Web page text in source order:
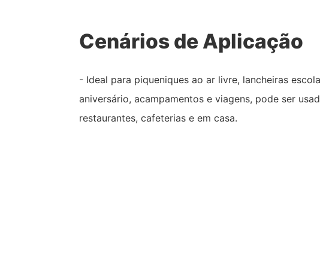
Cenários de Aplicação
- Ideal para piqueniques ao ar livre, lancheiras
aniversário, acampamentos e viagens, pode ser
restaurantes, cafeterias e em casa.